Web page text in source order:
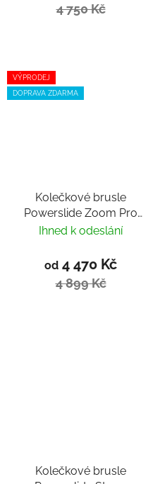
4 750 Kč
VÝPRODEJ
DOPRAVA ZDARMA
Kolečkové brusle
Powerslide Zoom Pro
100 black Trinity
Ihned k odeslání
od 4 470 Kč
4 899 Kč
Kolečkové brusle